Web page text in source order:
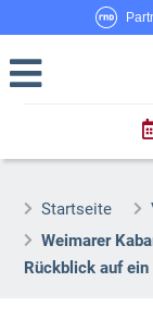
Startseite
Weimarer
Rückblick auf